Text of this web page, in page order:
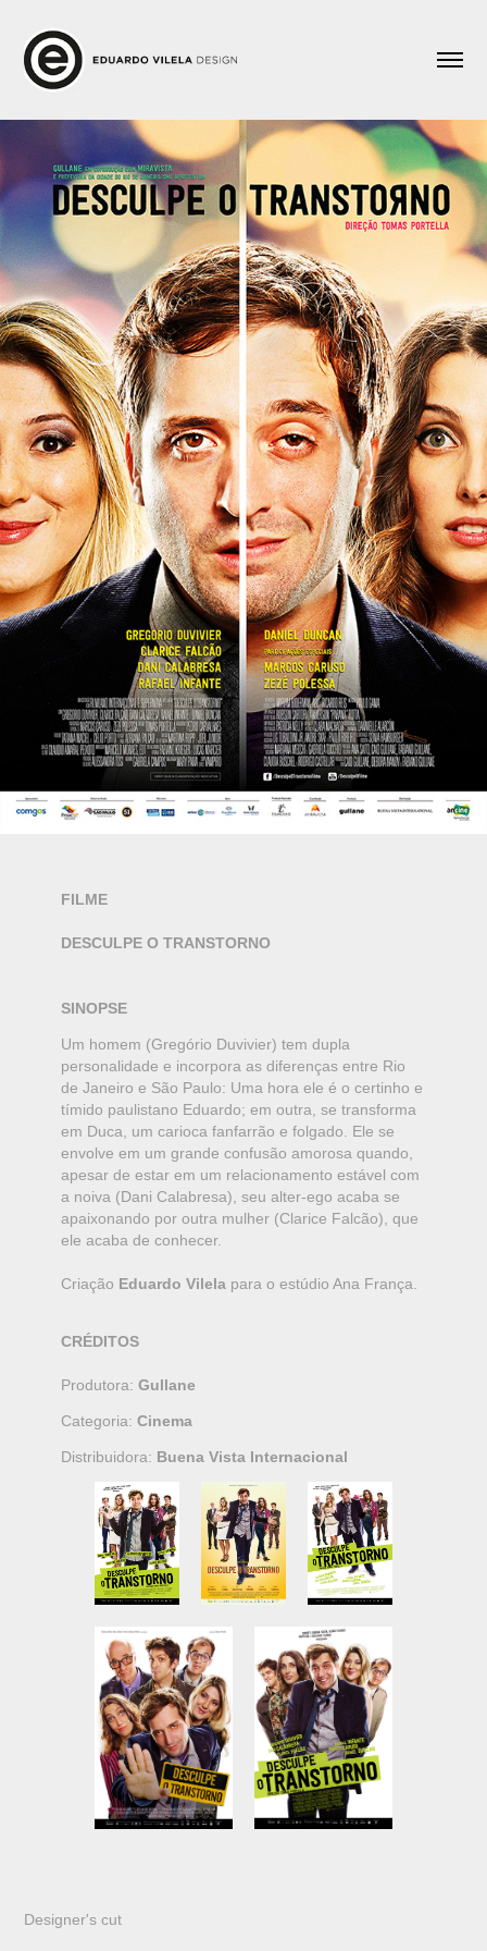
FILME
DESCULPE O TRANSTORNO
SINOPSE
Um homem (Gregório Duvivier) tem dupla
personalidade e incorpora as diferenças entre Rio
de Janeiro e São Paulo: Uma hora ele é o certinho e
tímido paulistano Eduardo; em outra, se transforma
em Duca, um carioca fanfarrão e folgado. Ele se
envolve em um grande confusão amorosa quando,
apesar de estar em um relacionamento estável com
a noiva (Dani Calabresa), seu alter-ego acaba se
apaixonando por outra mulher (Clarice Falcão), que
ele acaba de conhecer.
Criação Eduardo Vilela para o estúdio Ana França.
CRÉDITOS
Produtora: Gullane
Categoria: Cinema
Distribuidora: Buena Vista Internacional
Designer's cut